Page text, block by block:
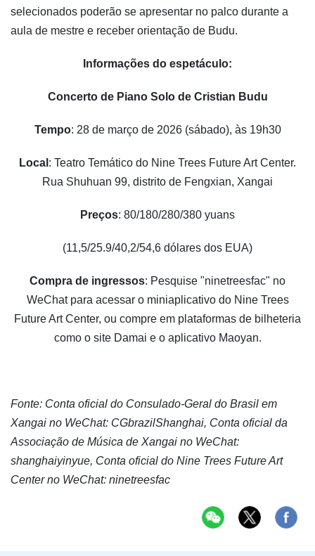
selecionados poderão se apresentar no palco durante a
aula de mestre e receber orientação de Budu.
Informações do espetáculo:
Concerto de Piano Solo de Cristian Budu
Tempo: 28 de março de 2026 (sábado), às 19h30
Local : Teatro Temático do Nine Trees Future Art Center.
Rua Shuhuan 99, distrito de Fengxian, Xangai
Preços: 80/180/280/380 yuans
(11,5/25.9/40,2/54,6 dólares dos EUA)
Compra de ingressos: Pesquise "ninetreesfac" no
WeChat para acessar o miniaplicativo do Nine Trees
Future Art Center, ou compre em plataformas de bilheteria
como o site Damai e o aplicativo Maoyan.
Fonte: Conta oficial do Consulado-Geral do Brasil em
Xangai no WeChat: CGbrazilShanghai, Conta oficial da
Associação de Música de Xangai no WeChat:
shanghaiyinyue, Conta oficial do Nine Trees Future Art
Center no WeChat: ninetreesfac